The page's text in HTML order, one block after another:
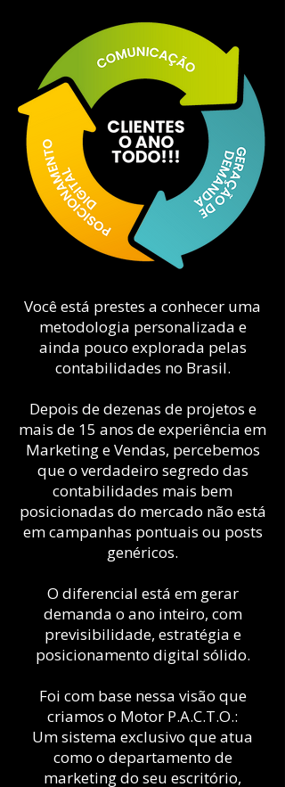
Você está prestes a conhecer uma
metodologia personalizada e
ainda pouco explorada pelas
contabilidades no Brasil.
Depois de dezenas de projetos e
mais de 15 anos de experiência em
Marketing e Vendas, percebemos
que o verdadeiro segredo das
contabilidades mais bem
posicionadas do mercado não está
em campanhas pontuais ou posts
genéricos.
O diferencial está em gerar
demanda o ano inteiro, com
previsibilidade, estratégia e
posicionamento digital sólido.
Foi com base nessa visão que
criamos o Motor P.A.C.T.O.:
Um sistema exclusivo que atua
como o departamento de
marketing do seu escritório,